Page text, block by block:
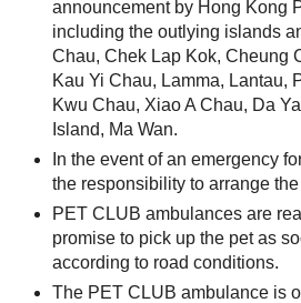
announcement by Hong Kong
including the outlying islands
Chau, Chek Lap Kok, Cheung
Kau Yi Chau, Lamma, Lantau,
Kwu Chau, Xiao A Chau, Da
Island, Ma Wan.
In the event of an emergency
the responsibility to arrange
PET CLUB ambulances are
promise to pick up the pet as
according to road conditions.
The PET CLUB ambulance is